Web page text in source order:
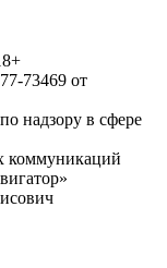
73469 от
надзору в сфере
коммуникаций